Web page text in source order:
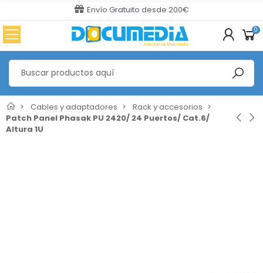
Envío Gratuito desde 200€
0
Cables y adaptadores
Rack y accesorios
Patch Panel Phasak PU 2420/ 24 Puertos/ Cat.6/
Altura 1U